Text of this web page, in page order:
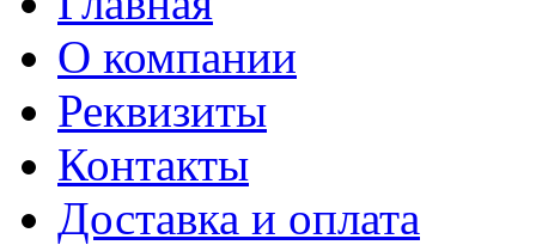
О компании
Реквизиты
Контакты
Доставка и оплата